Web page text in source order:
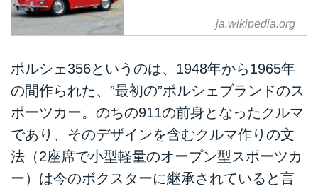
ja.wikipedia.org
ポルシェ356というのは、1948年から1965年
の間作られた、”最初の”ポルシェブランドのス
ポーツカー。のちの911の前身となったクルマ
であり、そのデザインを含むクルマ作りの文
法（2座席で小型軽量のオープン型スポーツカ
ー）は今のボクスターに継承されていると言